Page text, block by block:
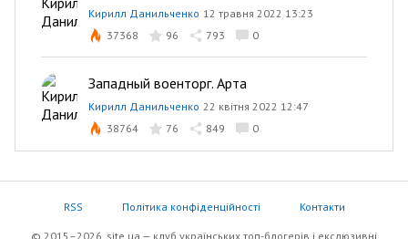
Кирилл Данильченко 12 травня 2022 13:23
37368
96 793 0
Западный военторг. Арта
Кирилл Данильченко 22 квітня 2022 12:47
38764
76 849 0
RSS Політика конфіденційності Контакти
© 2015–2026, site.ua — клуб українських топ-блогерів i екслюзивнi